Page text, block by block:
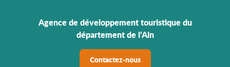
Agence de développement touristique du
département de l’Ain
Contactez-nous